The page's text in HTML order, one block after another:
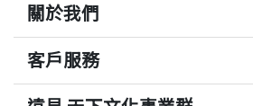
關於我們
客戶服務